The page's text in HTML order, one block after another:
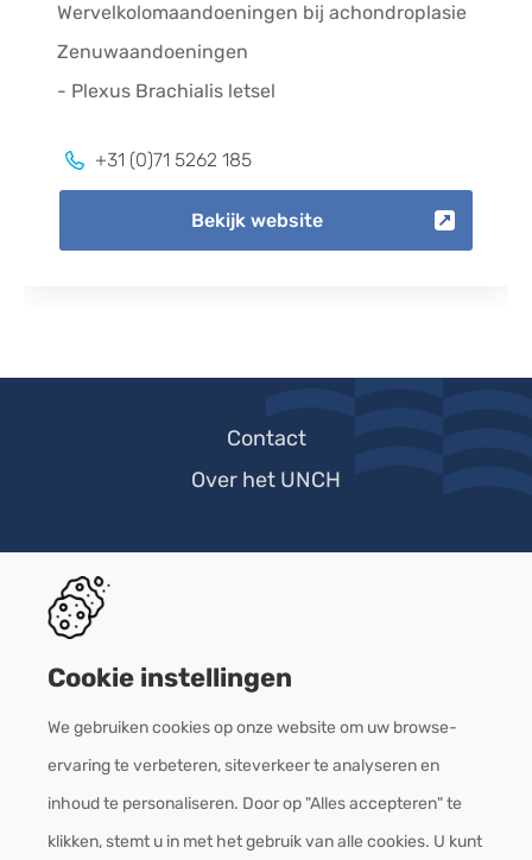
Cookie instellingen
We gebruiken cookies op onze website om uw browse-
ervaring te verbeteren, siteverkeer te analyseren en
inhoud te personaliseren. Door op "Alles accepteren" te
klikken, stemt u in met het gebruik van alle cookies. U kunt
Wervelkolomaandoeningen bij achondroplasie
Zenuwaandoeningen
- Plexus Brachialis letsel
+31 (0)71 5262 185
Bekijk website
Bekijk website
Contact
Over het UNCH